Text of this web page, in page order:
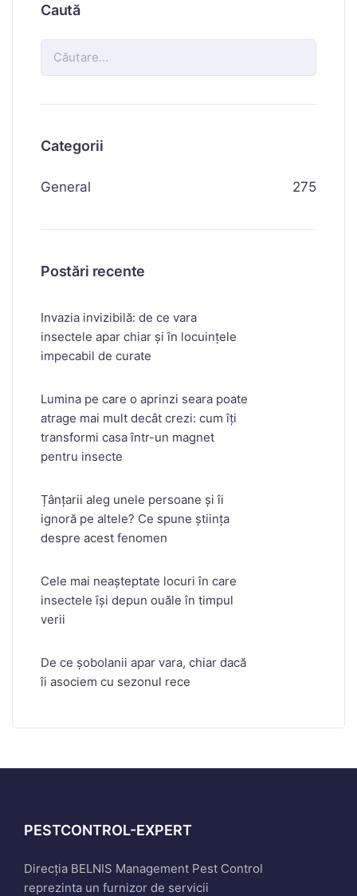
Caută
Categorii
General 275
Postări recente
Invazia invizibilă: de ce vara
insectele apar chiar și în locuințele
impecabil de curate
Lumina pe care o aprinzi seara poate
atrage mai mult decât crezi: cum îți
transformi casa într-un magnet
pentru insecte
Țânțarii aleg unele persoane și îi
ignoră pe altele? Ce spune știința
despre acest fenomen
Cele mai neașteptate locuri în care
insectele își depun ouăle în timpul
verii
De ce șobolanii apar vara, chiar dacă
îi asociem cu sezonul rece
PESTCONTROL-EXPERT
Direcția BELNIS Management Pest Control
reprezinta un furnizor de servicii